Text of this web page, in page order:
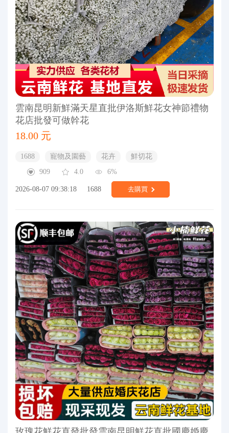
雲南昆明新鮮滿天星直批伊洛斯鮮花女神節禮物
花店批發可做幹花
18.00 元
1688 寵物及園藝 花卉
鮮切花
909
4.0 6%
2026-08-07 09:38:18 1688 去購買